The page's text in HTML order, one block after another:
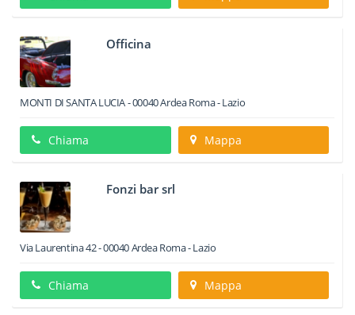
Officina
MONTI DI SANTA LUCIA-00040ArdeaRoma -Lazio
Chiama Mappa
Fonzi bar srl
Via Laurentina 42-00040ArdeaRoma -Lazio
Chiama Mappa